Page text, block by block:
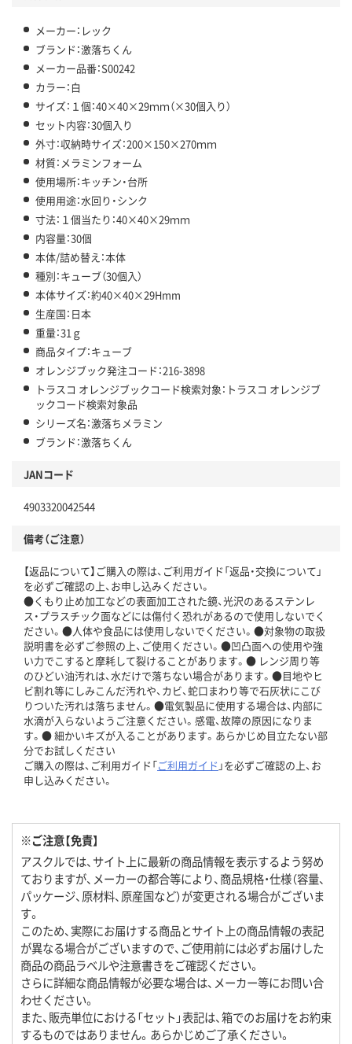
メーカー：レック
ブランド：激落ちくん
メーカー品番：S00242
カラー：白
サイズ：１個：40×40×29ｍｍ（×30個入り）
セット内容：30個入り
外寸：収納時サイズ：200×150×270ｍｍ
材質：メラミンフォーム
使用場所：キッチン・台所
使用用途：水回り・シンク
寸法：１個当たり：40×40×29ｍｍ
内容量：30個
本体/詰め替え：本体
種別：キューブ（30個入）
本体サイズ：約40×40×29Hmm
生産国：日本
重量：31ｇ
商品タイプ：キューブ
オレンジブック発注コード：216-3898
トラスコ オレンジブックコード検索対象：トラスコ オレンジブ
ックコード検索対象品
シリーズ名：激落ちメラミン
ブランド：激落ちくん
JANコード
4903320042544
備考（ご注意）
【返品について】ご購入の際は、ご利用ガイド「返品・交換について」
を必ずご確認の上、お申し込みください。
●くもり止め加工などの表面加工された鏡、光沢のあるステンレ
ス・プラスチック面などには傷付く恐れがあるので使用しないでく
ださい。●人体や食品には使用しないでください。●対象物の取扱
説明書を必ずご参照の上、ご使用ください。●凹凸面への使用や強
い力でこすると摩耗して裂けることがあります。● レンジ周り等
のひどい油汚れは、水だけで落ちない場合があります。●目地やヒ
ビ割れ等にしみこんだ汚れや、カビ、蛇口まわり等で石灰状にこび
りついた汚れは落ちません。●電気製品に使用する場合は、内部に
水滴が入らないようご注意ください。感電、故障の原因になりま
す。● 細かいキズが入ることがあります。あらかじめ目立たない部
分でお試しください
ご購入の際は、ご利用ガイド「ご利用ガイド 」を必ずご確認の上、お
申し込みください。
※ご注意【免責】
アスクルでは、サイト上に最新の商品情報を表示するよう努め
ておりますが、メーカーの都合等により、商品規格・仕様（容量、
パッケージ、原材料、原産国など）が変更される場合がございま
す。
このため、実際にお届けする商品とサイト上の商品情報の表記
が異なる場合がございますので、ご使用前には必ずお届けした
商品の商品ラベルや注意書きをご確認ください。
さらに詳細な商品情報が必要な場合は、メーカー等にお問い合
わせください。
また、販売単位における「セット」表記は、箱でのお届けをお約束
するものではありません。あらかじめご了承ください。